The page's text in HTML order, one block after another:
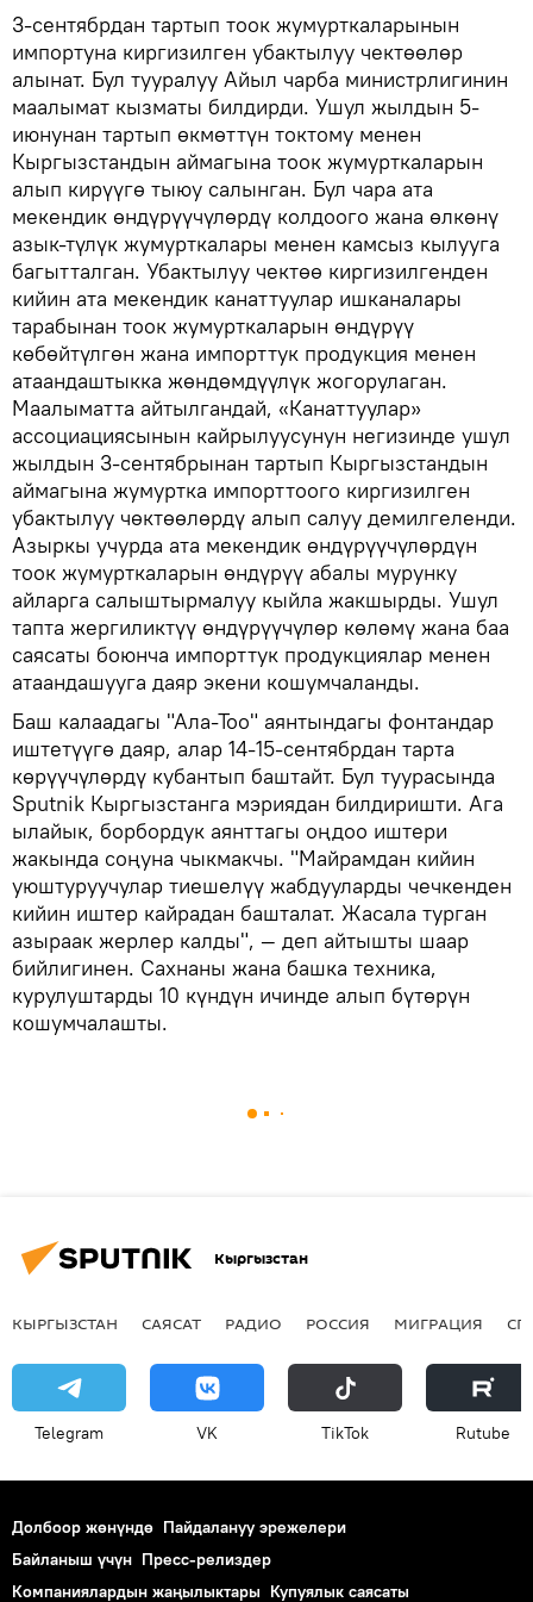
3-сентябрдан тартып тоок жумурткаларынын
импортуна киргизилген убактылуу чектөөлөр
алынат. Бул тууралуу Айыл чарба министрлигинин
маалымат кызматы билдирди. Ушул жылдын 5-
июнунан тартып өкмөттүн токтому менен
Кыргызстандын аймагына тоок жумурткаларын
алып кирүүгө тыюу салынган. Бул чара ата
мекендик өндүрүүчүлөрдү колдоого жана өлкөнү
азык-түлүк жумурткалары менен камсыз кылууга
багытталган. Убактылуу чектөө киргизилгенден
кийин ата мекендик канаттуулар ишканалары
тарабынан тоок жумурткаларын өндүрүү
көбөйтүлгөн жана импорттук продукция менен
атаандаштыкка жөндөмдүүлүк жогорулаган.
Маалыматта айтылгандай, «Канаттуулар»
ассоциациясынын кайрылуусунун негизинде ушул
жылдын 3-сентябрынан тартып Кыргызстандын
аймагына жумуртка импорттоого киргизилген
убактылуу чөктөөлөрдү алып салуу демилгеленди.
Азыркы учурда ата мекендик өндүрүүчүлөрдүн
тоок жумурткаларын өндүрүү абалы мурунку
айларга салыштырмалуу кыйла жакшырды. Ушул
тапта жергиликтүү өндүрүүчүлөр көлөмү жана баа
саясаты боюнча импорттук продукциялар менен
атаандашууга даяр экени кошумчаланды.
Баш калаадагы "Ала-Тоо" аянтындагы фонтандар
иштетүүгө даяр, алар 14-15-сентябрдан тарта
көрүүчүлөрдү кубантып баштайт. Бул туурасында
Sputnik Кыргызстанга мэриядан билдиришти. Ага
ылайык, борбордук аянттагы оңдоо иштери
жакында соңуна чыкмакчы. "Майрамдан кийин
уюштуруучулар тиешелүү жабдууларды чечкенден
кийин иштер кайрадан башталат. Жасала турган
азыраак жерлер калды", — деп айтышты шаар
бийлигинен. Сахнаны жана башка техника,
курулуштарды 10 күндүн ичинде алып бүтөрүн
кошумчалашты.
Кыргызстан
КЫРГЫЗСТАН САЯСАТ РАДИО РОССИЯ МИГРАЦИЯ
Telegram VK ТikТоk Rutube
Долбоор жөнүндө Пайдалануу эрежелери
Байланыш үчүн Пресс-релиздер
Компаниялардын жаңылыктары Купуялык саясаты